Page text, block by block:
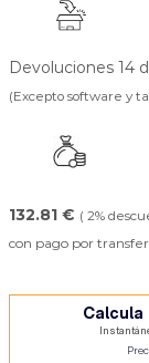
Devoluciones 14
(Excepto software y
132.81 € ( 2%
con pago por